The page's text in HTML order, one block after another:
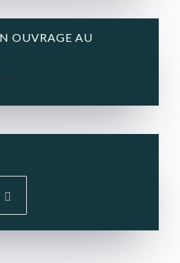
OUVRAGE AU